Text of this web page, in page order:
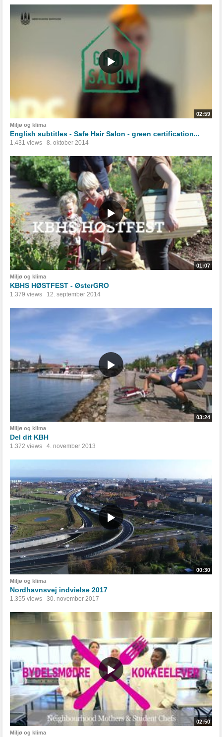
02:59
Miljø og klima
English subtitles - Safe Hair Salon - green certification...
1.431 views 8. oktober 2014
01:07
Miljø og klima
KBHS HØSTFEST - ØsterGRO
1.379 views 12. september 2014
03:24
Miljø og klima
Del dit KBH
1.372 views 4. november 2013
00:30
Miljø og klima
Nordhavnsvej indvielse 2017
1.355 views 30. november 2017
02:50
Miljø og klima